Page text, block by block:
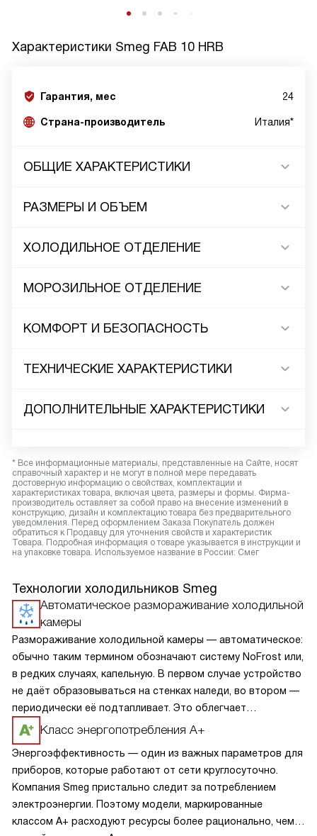
Характеристики Smeg FAB 10 HRB
Гарантия, мес 24
Страна-производитель Италия*
ОБЩИЕ ХАРАКТЕРИСТИКИ
РАЗМЕРЫ И ОБЪЕМ
ХОЛОДИЛЬНОЕ ОТДЕЛЕНИЕ
МОРОЗИЛЬНОЕ ОТДЕЛЕНИЕ
КОМФОРТ И БЕЗОПАСНОСТЬ
ТЕХНИЧЕСКИЕ ХАРАКТЕРИСТИКИ
ДОПОЛНИТЕЛЬНЫЕ ХАРАКТЕРИСТИКИ
* Все информационные материалы, представленные на Сайте, носят
справочный характер и не могут в полной мере передавать
достоверную информацию о свойствах, комплектации и
характеристиках товара, включая цвета, размеры и формы. Фирма-
производитель оставляет за собой право на внесение изменений в
конструкцию, дизайн и комплектацию товара без предварительного
уведомления. Перед оформлением Заказа Покупатель должен
обратиться к Продавцу для уточнения свойств и характеристик
Товара. Подробная информация о товаре указывается в инструкции и
на упаковке товара. Используемое название в России: Смег
Технологии холодильников Smeg
Автоматическое размораживание холодильной
камеры
Размораживание холодильной камеры — автоматическое:
обычно таким термином обозначают систему NoFrost или,
в редких случаях, капельную. В первом случае устройство
не даёт образовываться на стенках наледи, во втором —
периодически её подтапливает. Это облегчает
эксплуатацию.
Класс энергопотребления А+
Энергоэффективность — один из важных параметров для
приборов, которые работают от сети круглосуточно.
Компания Smeg пристально следит за потреблением
электроэнергии. Поэтому модели, маркированные
классом A+ расходуют ресурсы более рационально, чем